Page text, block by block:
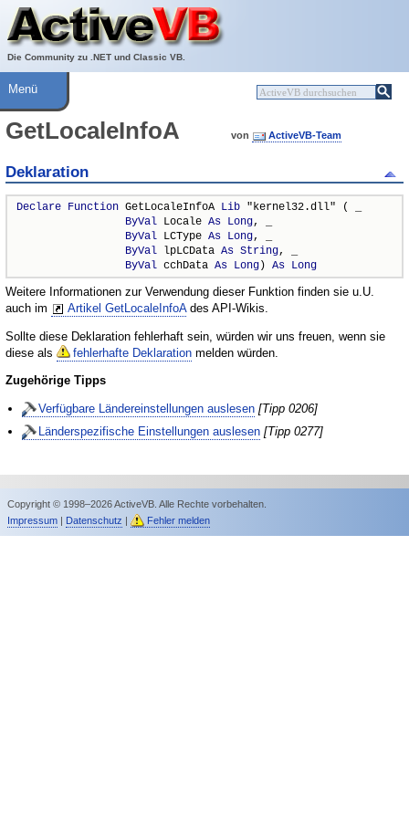
Die Community zu .NET und Classic VB.
Über ActiveVB
Hilfe
Menü
GetLocaleInfoA von ActiveVB-Team
Deklaration
Declare Function GetLocaleInfoA Lib "kernel32.dll" ( _
ByVal Locale As Long, _
ByVal LCType As Long, _
ByVal lpLCData As String, _
ByVal cchData As Long) As Long
Weitere Informationen zur Verwendung dieser Funktion finden sie u.U.
auch im
Artikel GetLocaleInfoAdes API-Wikis.
Sollte diese Deklaration fehlerhaft sein, würden wir uns freuen, wenn sie
diese als
fehlerhafte Deklaration melden würden.
Zugehörige Tipps
Verfügbare Ländereinstellungen auslesen [Tipp 0206]
Länderspezifische Einstellungen auslesen [Tipp 0277]
Copyright © 1998–2026 ActiveVB. Alle Rechte vorbehalten.
Impressum| Datenschutz | Fehler melden